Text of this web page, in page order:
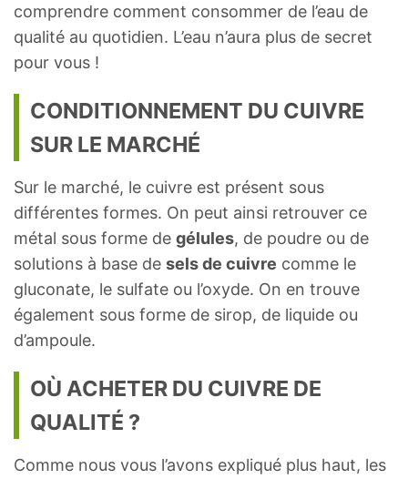
comprendre comment consommer de l’eau de
qualité au quotidien. L’eau n’aura plus de secret
pour vous !
CONDITIONNEMENT DU CUIVRE
SUR LE MARCHÉ
Sur le marché, le cuivre est présent sous
différentes formes. On peut ainsi retrouver ce
métal sous forme de gélules, de poudre ou de
solutions à base de sels de cuivre comme le
gluconate, le sulfate ou l’oxyde. On en trouve
également sous forme de sirop, de liquide ou
d’ampoule.
OÙ ACHETER DU CUIVRE DE
QUALITÉ ?
Comme nous vous l’avons expliqué plus haut, les